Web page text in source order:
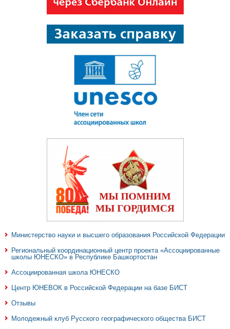
Министерство науки и высшего образования Российской Федерации
Региональный координационный центр проекта «Ассоциированные
школы ЮНЕСКО» в Республике Башкортостан
Ассоциированная школа ЮНЕСКО
Центр ЮНЕВОК в Российской Федерации на базе БИСТ
Отзывы
Молодежный клуб Русского географического общества БИСТ